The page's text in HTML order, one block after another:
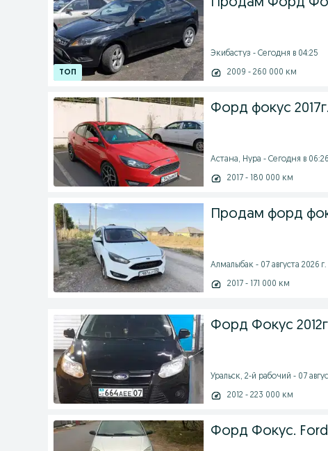
Продам Форд
Экибастуз - Сегодня в 04:25
2009 - 260 000 км
Форд фокус 2017г.
Астана, Нура - Сегодня в 06:26
2017 - 180 000 км
Продам форд
Алмалыбак - 07 августа 2026 г.
2017 - 171 000 км
Форд Фокус
Уральск, 2-й рабочий - 07
2012 - 223 000 км
Форд Фокус.